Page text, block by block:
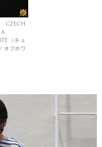
（チェ
オフホワ